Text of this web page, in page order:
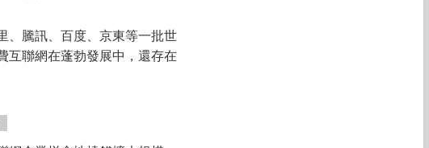
、騰訊、百度、京東等一批世
互聯網在蓬勃發展中，還存在